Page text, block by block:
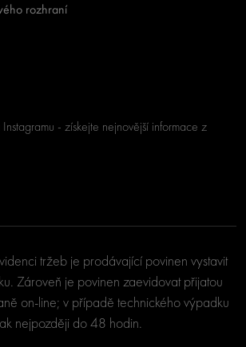
rozhraní
- získejte nejnovější informace z
tržeb je prodávající povinen vystavit
Zároveň je povinen zaevidovat přijatou
on-line; v případě technického výpadku
nejpozději do 48 hodin.